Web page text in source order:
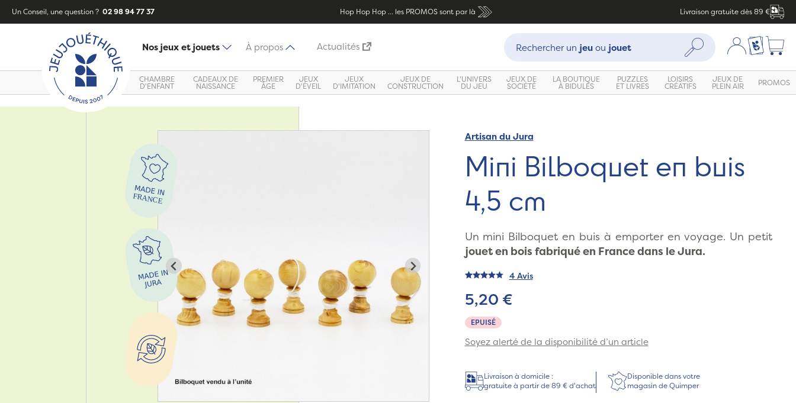
Un Conseil, une question ? 02 98 94 77 37 Hop Hop Hop ... les PROMOS sont par là Livraison gratuite dès 89 €
Nos jeux et jouets À propos Actualités
Recherche :
Rechercher un jeuou jouet Rechercher Mon compte
Ma liste
CHAMBRE
D'ENFANT
CADEAUX DE
NAISSANCE
PREMIER
ÂGE
JEUX
D'ÉVEIL
JEUX
D'IMITATION
JEUX DE
CONSTRUCTION
L'UNIVERS
DU JEU
JEUX DE
SOCIÉTÉ
LA BOUTIQUE
À BIDULES
PUZZLES
ET LIVRES
LOISIRS
CRÉATIFS
JEUX DE
PLEIN AIR PROMOS
ZoomArtisan du Jura
Mini Bilboquet en buis
4,5 cm
Un mini Bilboquet en buis à emporter en voyage. Un petit
jouet en bois fabriqué en France dans le Jura.
4 Avis
EPUISÉ
5,20 €
Soyez alerté de la disponibilité d’un article
Livraison à domicile :
gratuite à partir de 89 € d'achat
Disponible dans votre
magasin de Quimper